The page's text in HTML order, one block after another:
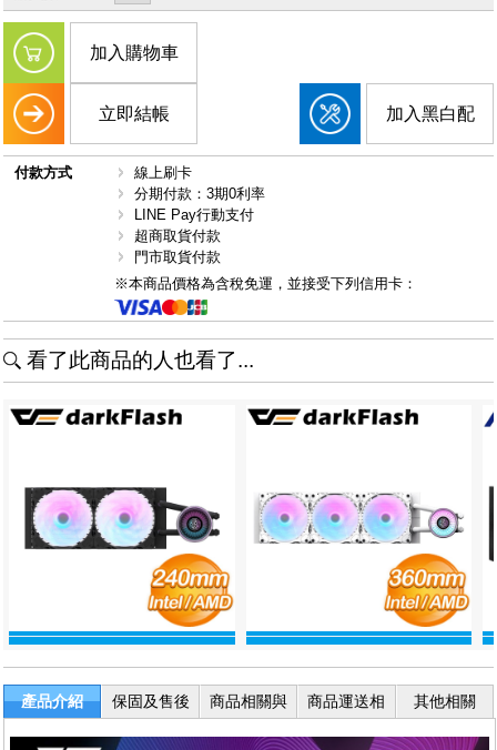
加入購物車
立即結帳 加入黑白配
付款方式
線上刷卡
分期付款：3期0利率
LINE Pay行動支付
超商取貨付款
門市取貨付款
※本商品價格為含稅免運，並接受下列信用卡：
看了此商品的人也看了...
產品介紹
保固及售後
服務
商品相關與
退換貨
商品運送相
關
其他相關